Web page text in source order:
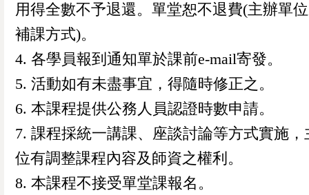
用得全數不予退還。單堂恕不退費(主辦單
補課方式)。
4. 各學員報到通知單於課前e-mail寄發。
5. 活動如有未盡事宜，得隨時修正之。
6. 本課程提供公務人員認證時數申請。
7. 課程採統一講課、座談討論等方式實施，
位有調整課程內容及師資之權利。
8. 本課程不接受單堂課報名。